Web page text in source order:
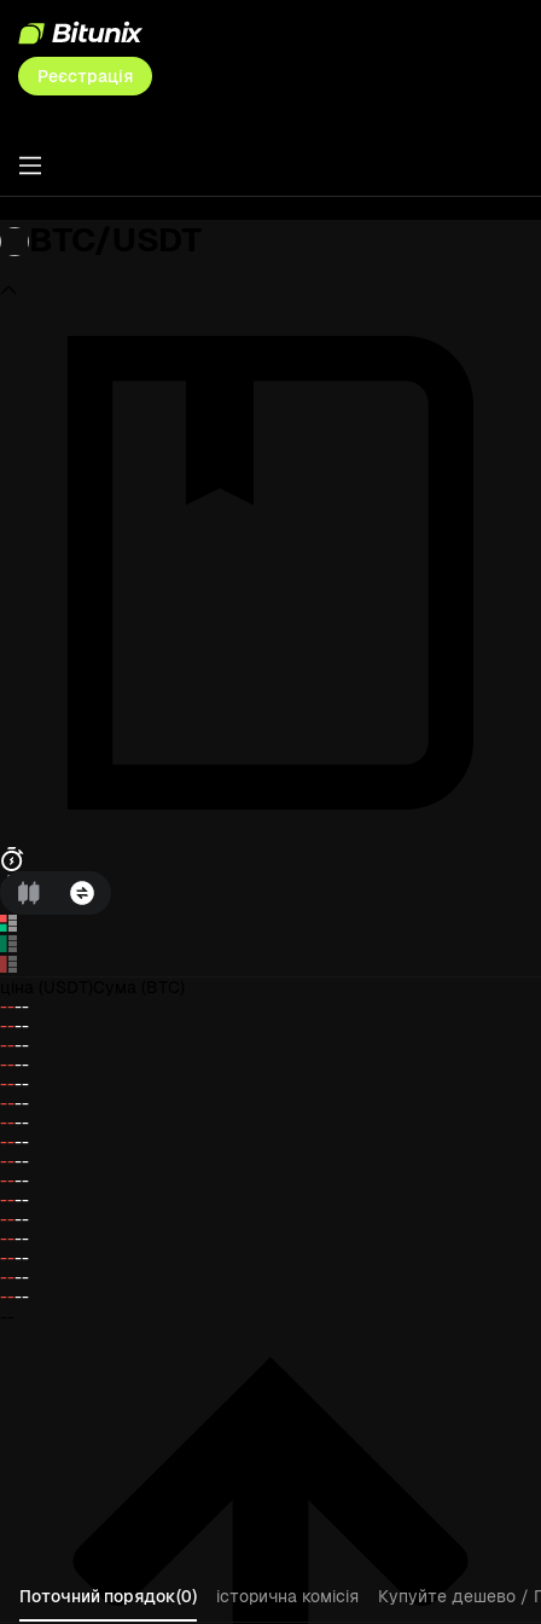
Реєстрація
----
----
----
----
----
----
----
----
----
----
----
----
----
----
----
----
Поточний порядок(0) історична комісія
Купуйте дешево /